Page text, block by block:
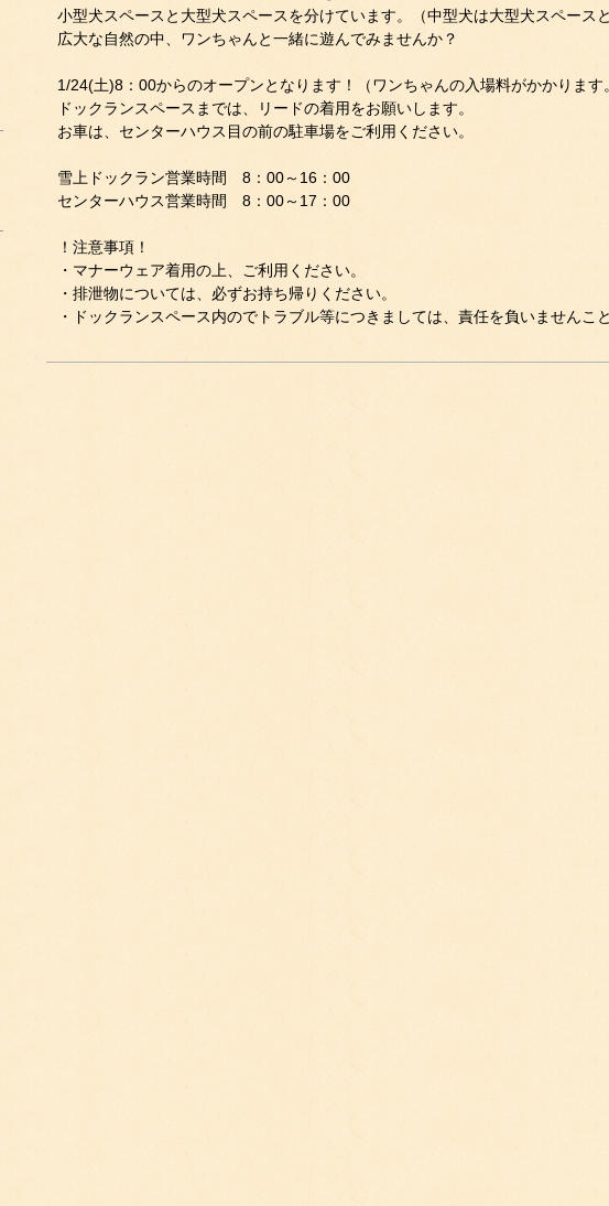
小型犬スペースと大型犬スペースを分けています。（中型犬は大型犬スペース
広大な自然の中、ワンちゃんと一緒に遊んでみませんか？
1/24(土)8：00からのオープンとなります！（ワンちゃんの入場料がかかります
ドックランスペースまでは、リードの着用をお願いします。
お車は、センターハウス目の前の駐車場をご利用ください。
雪上ドックラン営業時間 8：00～16：00
センターハウス営業時間 8：00～17：00
！注意事項！
・マナーウェア着用の上、ご利用ください。
・排泄物については、必ずお持ち帰りください。
・ドックランスペース内のでトラブル等につきましては、責任を負いませんこ